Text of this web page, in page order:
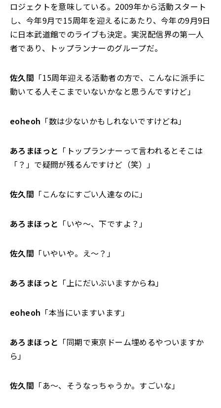
ロジェクトを意味している。2009年から活動スタート
し、今年9月で15周年を迎えるにあたり、今年の9月9日
に日本武道館でのライブも決定。実況配信界の第一人
者であり、トップランナーのグループだ。
佐久間 「15周年迎える活動者の方で、こんなに派手に
動いてる人そこまでいないかなと思うんですけど」
eoheoh 「数は少ないかもしれないですけどね」
あろまほっと 「トップランナーって言われるとそこは
「？」で疑問が残るんですけど（笑）」
佐久間 「こんなにすごい人達なのに」
あろまほっと 「いや～、下ですよ？」
佐久間 「いやいや。え～？」
あろまほっと 「上にだいぶいますからね」
eoheoh 「本当にいますいます」
あろまほっと 「同期で東京ドーム埋めるやついますか
ら」
佐久間 「あ～、そうなっちゃうか。すごいな」